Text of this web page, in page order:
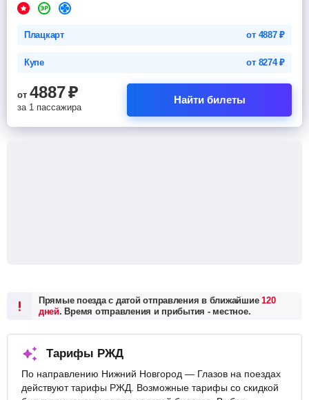
Плацкарт от 4887₽
Купе от 8274₽
от 4887₽
за 1 пассажира
Найти билеты
Прямые поезда с датой отправления в ближайшие120
дней. Время отправления и прибытия - местное.
Тарифы РЖД
По направлению Нижний Новгород — Глазов на поездах
действуют тарифы РЖД. Возможные тарифы со скидкой